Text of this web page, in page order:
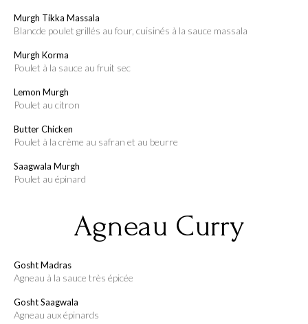
Murgh Tikka Massala
blancde poulet grillés au four, cuisinés à la sauce massala
Murgh Korma
poulet à la sauce au fruit sec
Lemon Murgh
poulet au citron
Butter Chicken
poulet à la crème au safran et au beurre
Saagwala Murgh
poulet au épinard
Agneau Curry
Gosht Madras
agneau à la sauce très épicée
Gosht Saagwala
agneau aux épinards